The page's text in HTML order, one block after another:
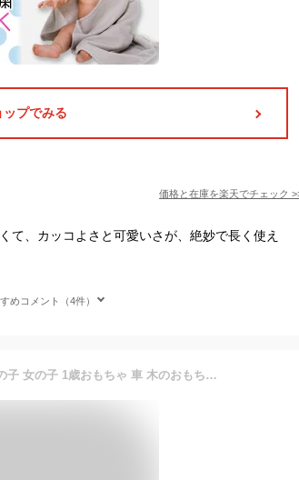
ップでみる
価格と在庫を楽天でチェック
て、カッコよさと可愛いさが、絶妙で長く使え
めコメント（4件）
1歳誕生日プレゼント 出産祝い 男の子 女の子 1歳おもちゃ 車 木のおもちゃ 名入れつき 汽車セット 磁石で連結 乗り物おもちゃ ミニカー入り 知育玩具 木製 電車 列車 集中力 指先知育 天然木 無着色 舐めても安心 すぷそり スプソリ